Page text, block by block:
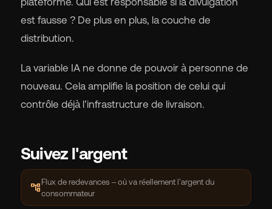
est fausse ? De plus en plus, la couche de
distribution.
La variable IA ne donne de pouvoir à personne de
nouveau. Cela amplifie la position de celui qui
contrôle déjà l’infrastructure de livraison.
Suivez l'argent
account_tree Flux de redevances – où va réellement l’argent du
consommateur